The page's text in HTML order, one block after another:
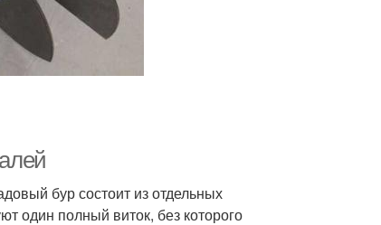
бур состоит из отдельных
один полный виток, без которого